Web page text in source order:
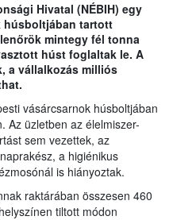
Hivatal (NÉBIH) egy
húsboltjában tartott
mintegy fél tonna
húst foglaltak le. A
a vállalkozás milliós
vásárcsarnok húsboltjában
Az üzletben az élelmiszer-
sem vezettek, az
a higiénikus
is hiányoztak.
raktárában összesen 460
tiltott módon